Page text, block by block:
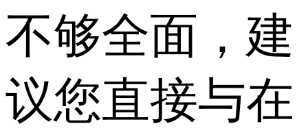
不够全面，建
议您直接与在